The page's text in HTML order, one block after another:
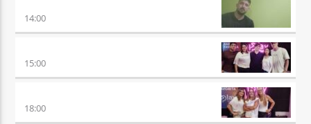
14:00
15:00
18:00